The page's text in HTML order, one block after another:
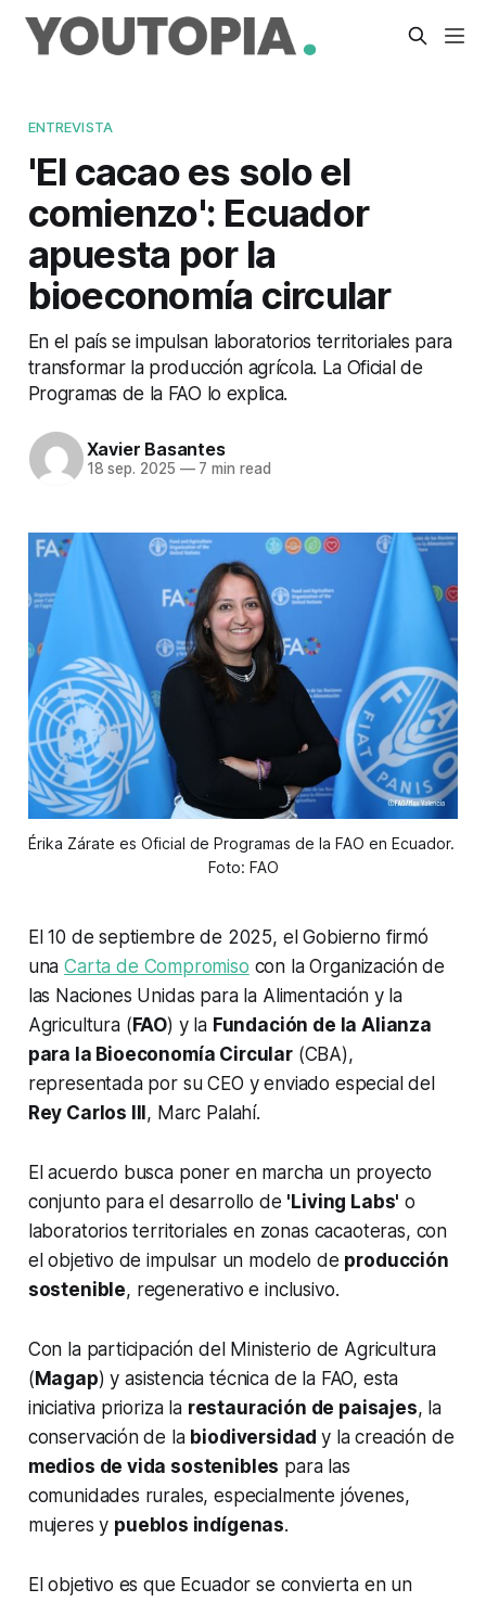
ENTREVISTA
'El cacao es solo el
comienzo': Ecuador
apuesta por la
bioeconomía circular
En el país se impulsan laboratorios territoriales para
transformar la producción agrícola. La Oficial de
Programas de la FAO lo explica.
Xavier Basantes
18 sep. 2025 —7 min read
Érika Zárate es Oficial de Programas de la FAO en Ecuador.
Foto: FAO
El 10 de septiembre de 2025, el Gobierno firmó
unaCarta de Compromiso con la Organización de
las Naciones Unidas para la Alimentación y la
Agricultura ( FAO) y la Fundación de la Alianza
para la Bioeconomía Circular(CBA),
representada por su CEO y enviado especial del
Rey Carlos III , Marc Palahí.
El acuerdo busca poner en marcha un proyecto
conjunto para el desarrollo de 'Living Labs' o
laboratorios territoriales en zonas cacaoteras, con
el objetivo de impulsar un modelo de producción
sostenible, regenerativo e inclusivo.
Con la participación del Ministerio de Agricultura
( Magap) y asistencia técnica de la FAO, esta
iniciativa prioriza la restauración de paisajes, la
conservación de la biodiversidady la creación de
medios de vida sostenibles para las
comunidades rurales, especialmente jóvenes,
mujeres y pueblos indígenas.
El objetivo es que Ecuador se convierta en un